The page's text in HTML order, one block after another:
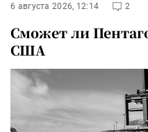
6 августа 2026, 12:14 2
Сможет ли
США